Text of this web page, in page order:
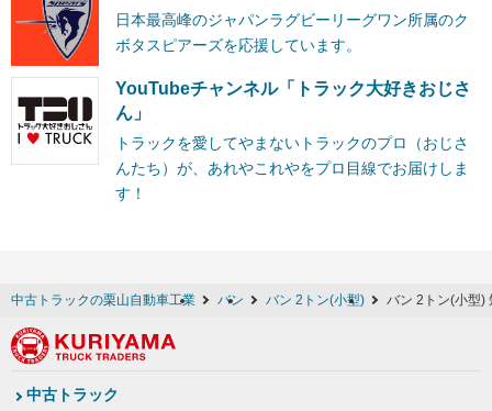
日本最高峰のジャパンラグビーリーグワン所属のク
ボタスピアーズを応援しています。
YouTubeチャンネル「トラック大好きおじさ
ん」
トラックを愛してやまないトラックのプロ（おじさ
んたち）が、あれやこれやをプロ目線でお届けしま
す！
中古トラックの栗山自動車工業 バン バン 2トン(小型) バン 2トン(小型)
中古トラック